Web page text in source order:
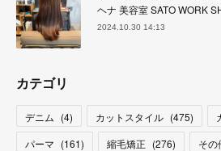
ヘナ 美容室 SATO WORK
2024.10.30 14:13
カテゴリ
デニム (4) カットスタイル (475)
パーマ (161) 縮毛矯正 (276) その